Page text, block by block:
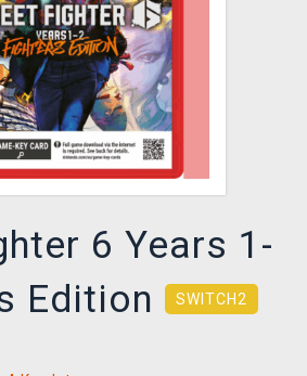
6 Years 1-
Edition
SWITCH2